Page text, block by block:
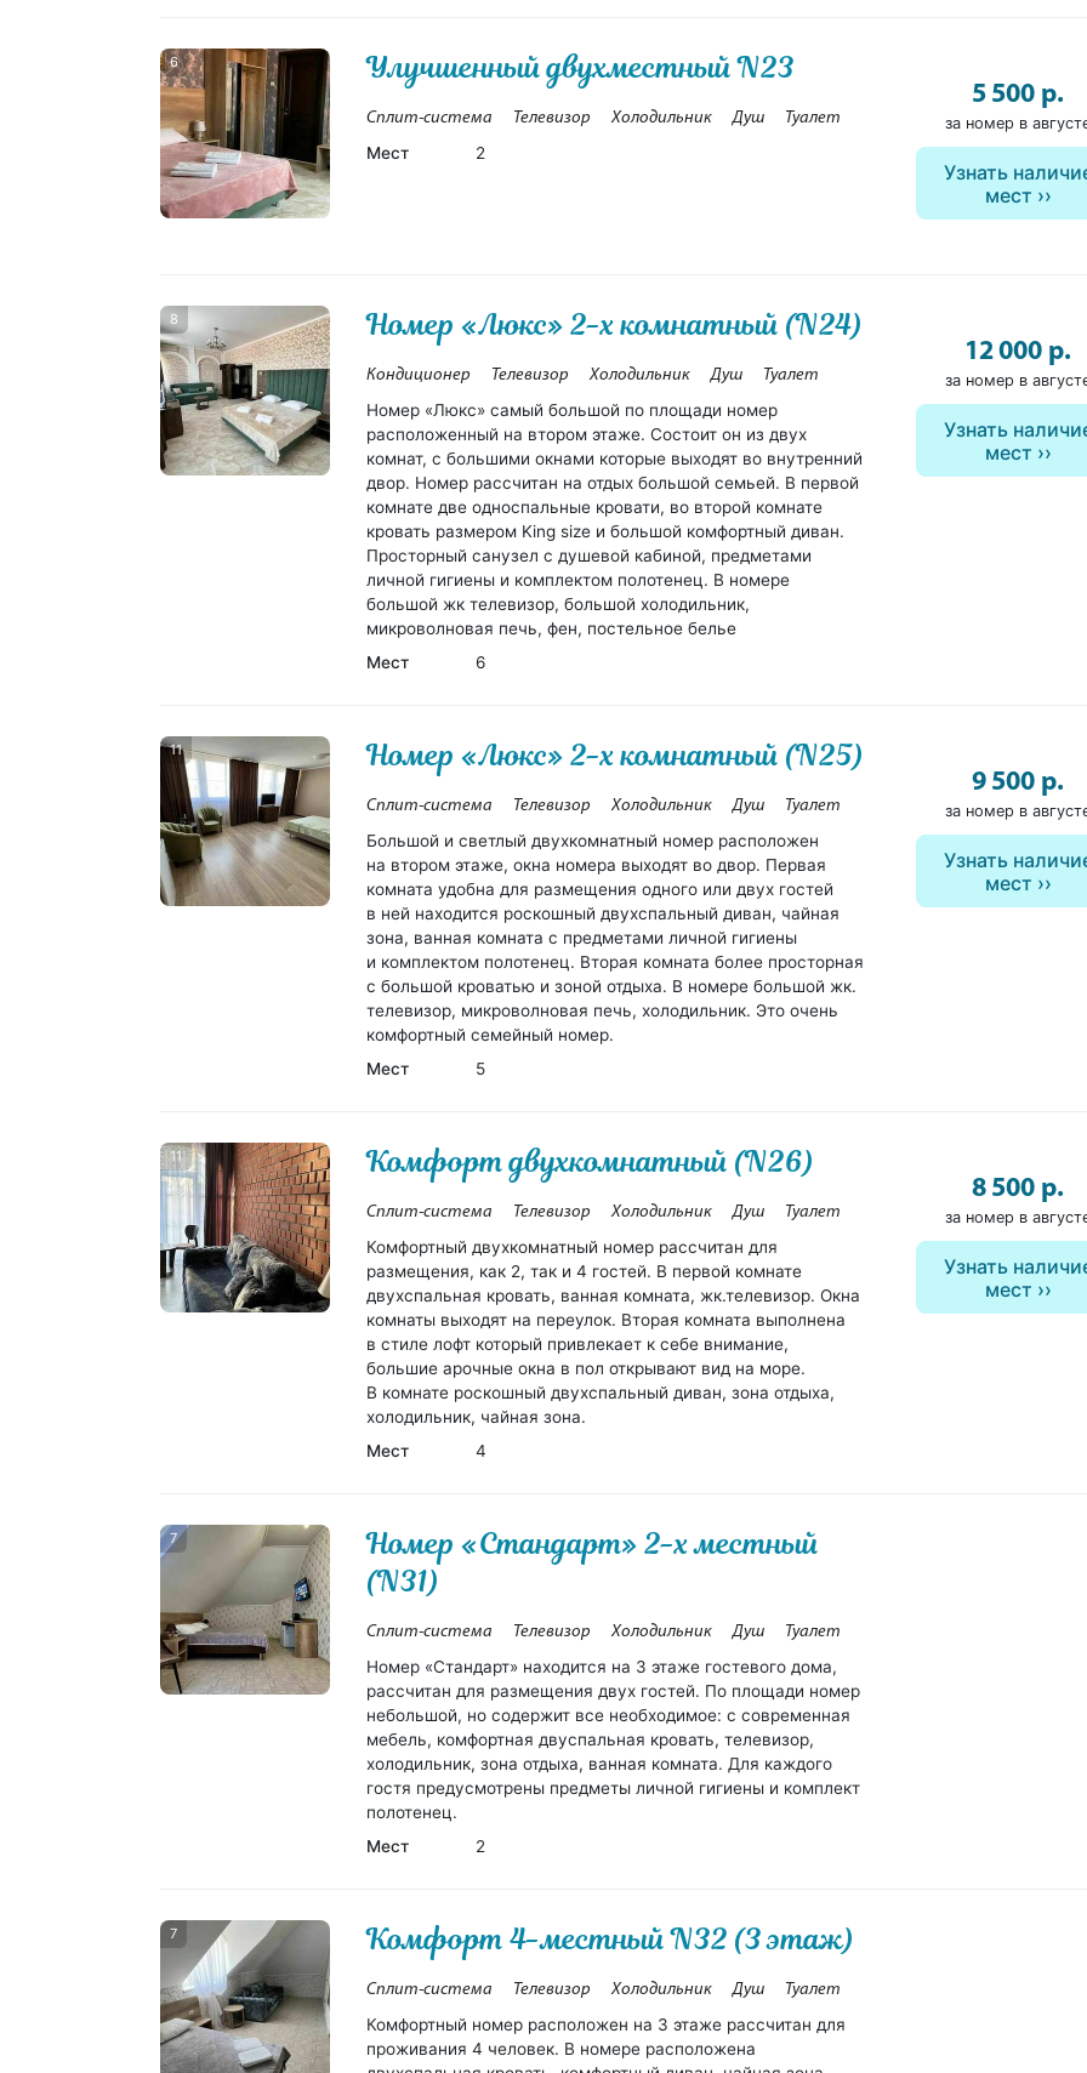
6 Улучшенный двухместный N23
Сплит-система Телевизор Холодильник Душ Туалет
Мест 2
5 500 р.
за номер в
Узнать
мест
8 Номер «Люкс» 2-х комнатный (N24)
Кондиционер Телевизор Холодильник Душ Туалет
Номер «Люкс» самый большой по площади номер
расположенный на втором этаже. Состоит он из двух
комнат, с большими окнами которые выходят во внутренний
двор. Номер рассчитан на отдых большой семьей. В первой
комнате две односпальные кровати, во второй комнате
кровать размером King size и большой комфортный диван.
Просторный санузел с душевой кабиной, предметами
личной гигиены и комплектом полотенец. В номере
большой жк телевизор, большой холодильник,
микроволновая печь, фен, постельное белье
Мест
6
12 000 р.
за номер в
Узнать
мест
11 Номер «Люкс» 2-х комнатный (N25)
Сплит-система Телевизор Холодильник Душ Туалет
Большой и светлый двухкомнатный номер расположен
на втором этаже, окна номера выходят во двор. Первая
комната удобна для размещения одного или двух гостей
в ней находится роскошный двухспальный диван, чайная
зона, ванная комната с предметами личной гигиены
и комплектом полотенец. Вторая комната более просторная
с большой кроватью и зоной отдыха. В номере большой жк.
телевизор, микроволновая печь, холодильник. Это очень
комфортный семейный номер.
Мест
5
9 500 р.
за номер в
Узнать
мест
11 Комфорт двухкомнатный (N26)
Сплит-система Телевизор Холодильник Душ Туалет
Комфортный двухкомнатный номер рассчитан для
размещения, как 2, так и 4 гостей. В первой комнате
двухспальная кровать, ванная комната, жк.телевизор. Окна
комнаты выходят на переулок. Вторая комната выполнена
в стиле лофт который привлекает к себе внимание,
большие арочные окна в пол открывают вид на море.
В комнате роскошный двухспальный диван, зона отдыха,
холодильник, чайная зона.
Мест
4
8 500 р.
за номер в
Узнать
мест
7
Номер «Стандарт» 2-х местный
(N31)
Сплит-система Телевизор Холодильник Душ Туалет
Номер «Стандарт» находится на 3 этаже гостевого дома,
рассчитан для размещения двух гостей. По площади номер
небольшой, но содержит все необходимое: с современная
мебель, комфортная двуспальная кровать, телевизор,
холодильник, зона отдыха, ванная комната. Для каждого
гостя предусмотрены предметы личной гигиены и комплект
полотенец.
Мест
2
7 Комфорт 4-местный N32 (3 этаж)
Сплит-система Телевизор Холодильник Душ Туалет
Комфортный номер расположен на 3 этаже рассчитан для
проживания 4 человек. В номере расположена